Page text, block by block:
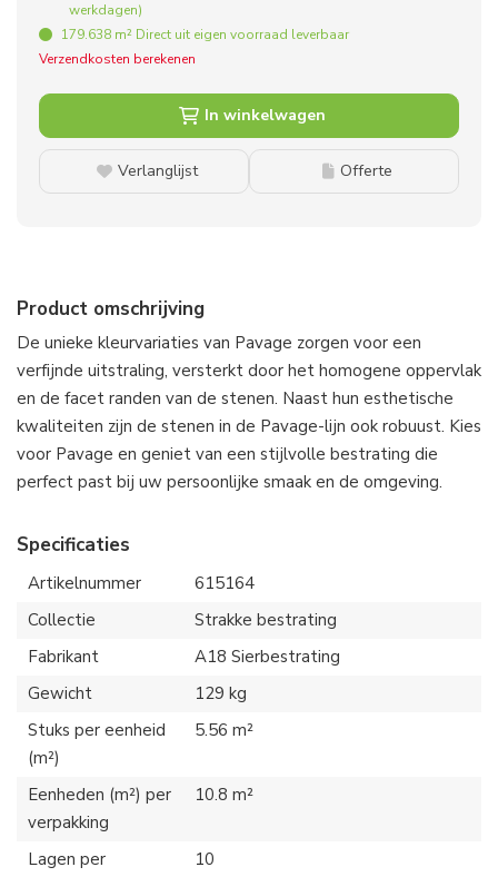
werkdagen)
179.638 m² Direct uit eigen voorraad leverbaar
Verzendkosten berekenen
In winkelwagen
Verlanglijst Offerte
Product omschrijving
De unieke kleurvariaties van Pavage zorgen voor een
verfijnde uitstraling, versterkt door het homogene oppervlak
en de facet randen van de stenen. Naast hun esthetische
kwaliteiten zijn de stenen in de Pavage-lijn ook robuust. Kies
voor Pavage en geniet van een stijlvolle bestrating die
perfect past bij uw persoonlijke smaak en de omgeving.
Specificaties
Artikelnummer
615164
Collectie
Strakke bestrating
Fabrikant
A18 Sierbestrating
Gewicht
129 kg
Stuks per eenheid
(m²)
5.56 m²
Eenheden (m²) per
verpakking
10.8 m²
Lagen per
10